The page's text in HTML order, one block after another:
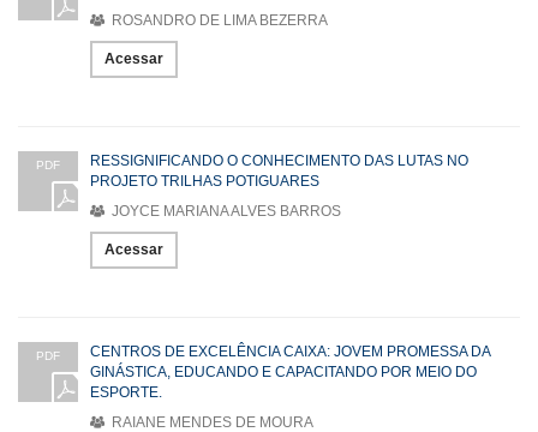
ROSANDRO DE LIMA BEZERRA
Acessar
PDF
RESSIGNIFICANDO O CONHECIMENTO DAS LUTAS NO
PROJETO TRILHAS POTIGUARES
JOYCE MARIANA ALVES BARROS
Acessar
PDF
CENTROS DE EXCELÊNCIA CAIXA: JOVEM PROMESSA DA
GINÁSTICA, EDUCANDO E CAPACITANDO POR MEIO DO
ESPORTE.
RAIANE MENDES DE MOURA